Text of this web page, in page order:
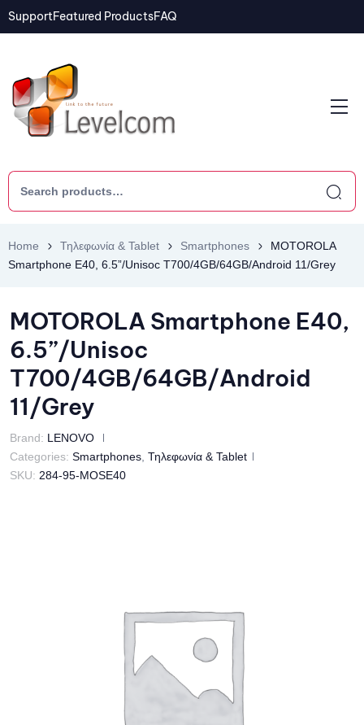
SupportFeatured ProductsFAQ
Home Τηλεφωνία & Tablet Smartphones
MOTOROLA
Smartphone E40, 6.5”/Unisoc T700/4GB/64GB/Android 11/Grey
MOTOROLA Smartphone E40,
6.5”/Unisoc
T700/4GB/64GB/Android
11/Grey
Brand: LENOVO
Categories: Smartphones Τηλεφωνία & Tablet
SKU: 284-95-MOSE40